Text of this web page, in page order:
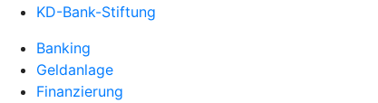
KD-Bank-Stiftung
Banking
Geldanlage
Finanzierung